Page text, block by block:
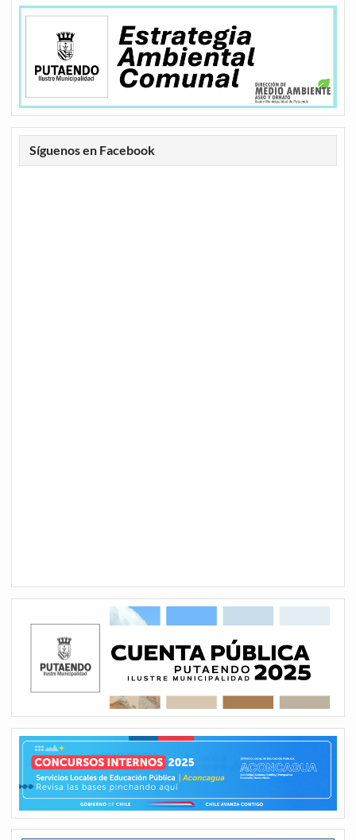
Síguenos en Facebook